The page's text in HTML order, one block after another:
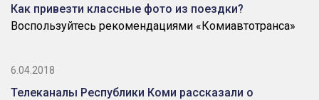
Как привезти классные фото из поездки?
Воспользуйтесь рекомендациями «Комиавтотранса»
6.04.2018
Телеканалы Республики Коми рассказали о